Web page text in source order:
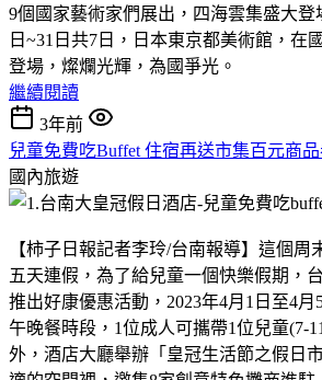
9個國家藝術家們展出，四海雲集盛大登
日~31日共7日，日本東京都美術館，在
登場，燦爛光輝，為國爭光。
繼續閱讀
3年前
兒童免費吃Buffet 住宿再送市集百元商
國內旅遊
【柿子日報記者李玲/台南報導】這個周
五天連假，為了給兒童一個快樂假期，
推出好康優惠活動，2023年4月1日至4
午晚餐時段，1位成人可攜帶1位兒童(7-
外，酒店大廳舉辦「皇冠生活節之假日